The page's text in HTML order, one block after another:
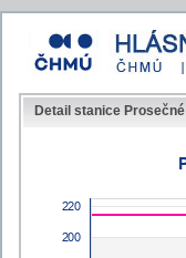
Detail stanice Prosečné